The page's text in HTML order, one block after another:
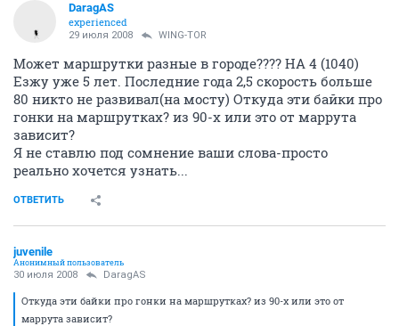
DaragAS
experienced
29 июля 2008 WING-TOR
Может маршрутки разные в городе???? НА 4 (1040)
Езжу уже 5 лет. Последние года 2,5 скорость больше
80 никто не развивал(на мосту) Откуда эти байки про
гонки на маршрутках? из 90-х или это от маррута
зависит?
Я не ставлю под сомнение ваши слова-просто
реально хочется узнать...
ОТВЕТИТЬ
juvenile
Анонимный пользователь
30 июля 2008 DaragAS
Откуда эти байки про гонки на маршрутках? из 90-х или это от
маррута зависит?